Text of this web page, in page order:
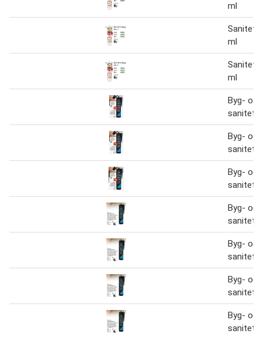
ml
Sanitet
ml
Sanitet
ml
Byg- og
Byg- og
Byg- og
Byg- og
Byg- og
Byg- og
Byg- og